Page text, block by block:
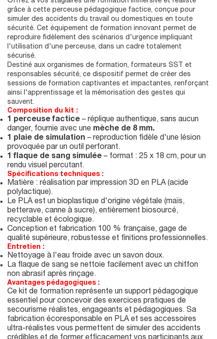
grâce à cette perceuse pédagogique factice, conçue pour
simuler des accidents du travail ou domestiques en toute
sécurité. Cet équipement de formation innovant permet de
reproduire fidèlement des scénarios d'urgence impliquant
l'utilisation d'une perceuse, dans un cadre totalement
sécurisé.
Destiné aux organismes de formation, formateurs SST et
responsables sécurité, ce dispositif permet de créer des
sessions de formation captivantes et impactantes, renforçant
ainsi l'apprentissage et la mémorisation des gestes qui
sauvent.
Composition du kit :
1 perceuse factice – réplique authentique, sans aucun
danger, fournie avec une mèche de 8 mm.
1 plaie de simulation – reproduction fidèle d'une lésion
provoquée par un outil perforant.
1 flaque de sang simulée – format : 25 x 18 cm, pour un
rendu visuel percutant.
Spécifications techniques :
Matière : réalisation par impression 3D en PLA (acide
polylactique).
Le PLA est un bioplastique d'origine végétale (maïs,
betterave, canne à sucre), entièrement biosourcé,
recyclable et écologique.
Conception et fabrication 100 % française, gage de
qualité supérieure, robustesse et finitions professionnelles.
Entretien :
Nettoyage à l'eau froide avec un savon doux.
La flaque de sang se nettoie facilement avec un chiffon
non abrasif après rinçage.
Avantages pédagogiques :
Ce kit de formation représente un support pédagogique
essentiel pour concevoir des exercices pratiques de
secourisme réalistes, engageants et pédagogiques. Sa
fabrication écoresponsable en PLA et ses accessoires
ultra-réalistes vous permettent de simuler des accidents